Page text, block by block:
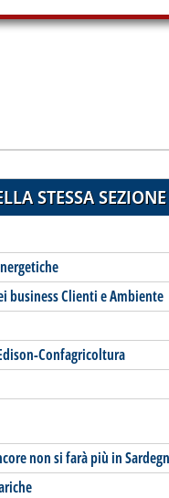
STESSA SEZIONE
business Clienti e Ambiente
Confagricoltura
non si farà più in